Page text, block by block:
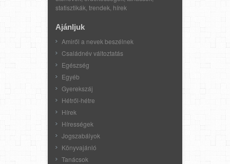
statisztikák, trendek, hírek
Ajánljuk
Amiről a nevek beszélnek
Családnév változtatás
Egészség
Egyéb
Gyerekszáj
Hétről-hétre
Hírek
Hírességek
Jogszabályok
Könyvajánló
Tanácsok